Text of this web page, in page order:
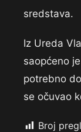
sredstava.
Iz Ureda
saopćeno
potrebno
se očuvao
Broj